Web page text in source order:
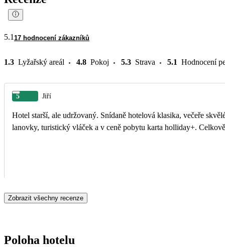
5.1 17 hodnocení zákazníků
1.3 Lyžařský areál 4.8 Pokoj 5.3 Strava 5.1 Hodnocení
5 Jiří
Hotel starší, ale udržovaný. Snídaně hotelová klasika, večeře skvělé, personál
lanovky, turistický vláček a v ceně pobytu karta holliday+.
Zobrazit všechny recenze
Poloha hotelu